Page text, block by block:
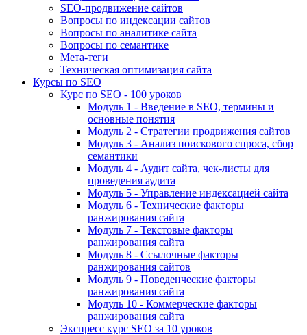
SEO-продвижение сайтов
Вопросы по индексации сайтов
Вопросы по аналитике сайта
Вопросы по семантике
Мета-теги
Техническая оптимизация сайта
Курсы по SEO
Курс по SEO - 100 уроков
Модуль 1 - Введение в SEO, термины и
основные понятия
Модуль 2 - Стратегии продвижения сайтов
Модуль 3 - Анализ поискового спроса, сбор
семантики
Модуль 4 - Аудит сайта, чек-листы для
проведения аудита
Модуль 5 - Управление индексацией сайта
Модуль 6 - Технические факторы
ранжирования сайта
Модуль 7 - Текстовые факторы
ранжирования сайта
Модуль 8 - Ссылочные факторы
ранжирования сайтов
Модуль 9 - Поведенческие факторы
ранжирования сайта
Модуль 10 - Коммерческие факторы
ранжирования сайта
Экспресс курс SEO за 10 уроков